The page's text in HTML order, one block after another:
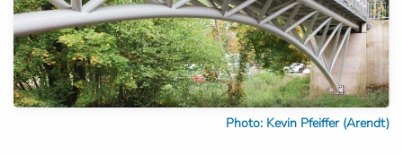
Photo: Kevin Pfeiffer (Arendt)